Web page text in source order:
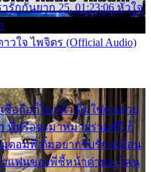
รักกันยาก 25. 01:23:06 หัวใจ
วใจ ไพจิตร (Official Audio)
ชื่อถือก็ไม่กล้า ติ๋มใช่คนสวย
พี่หรือจะมาหมายร่วมชีวี ก็
ตอมพี่ ติ๋มอยากรับรักเหมือน
แฟนของพี่ชี้หน้าด่าทอ ก็คน